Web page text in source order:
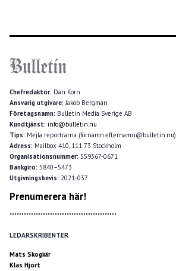
Chefredaktör: Dan Korn
Ansvarig utgivare: Jakob Bergman
Företagsnamn: Bulletin Media Sverige AB
Kundtjänst: info@bulletin.nu
Tips: Mejla reportrarna (förnamn.efternamn@bulletin.nu)
Adress: Mailbox 410, 111 73 Stockholm
Organisationsnummer: 559367-0671
Bankgiro: 5840–5473
Utgivningsbevis: 2021-037
Prenumerera här!
*********************************************
LEDARSKRIBENTER
Mats Skogkär
Klas Hjort